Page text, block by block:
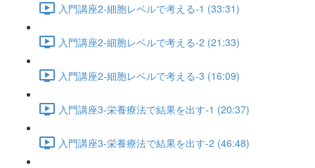
入門講座2-細胞レベルで考える-1 (33:31)
入門講座2-細胞レベルで考える-2 (21:33)
入門講座2-細胞レベルで考える-3 (16:09)
入門講座3-栄養療法で結果を出す-1 (20:37)
入門講座3-栄養療法で結果を出す-2 (46:48)